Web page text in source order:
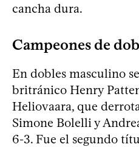
cancha dura.
Campeones de
En dobles masculino
britránico Henry
Heliovaara, que
Simone Bolelli y
6-3. Fue el segundo